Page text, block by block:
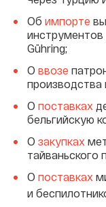
Об импорте
Gühring;
О ввозе
производства
О поставках
бельгийскую
О закупках
тайваньского
О поставках
и